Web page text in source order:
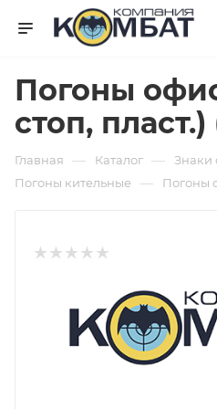
Погоны
стоп,
Главная — Каталог — Знаки
Погоны кительные — Погоны